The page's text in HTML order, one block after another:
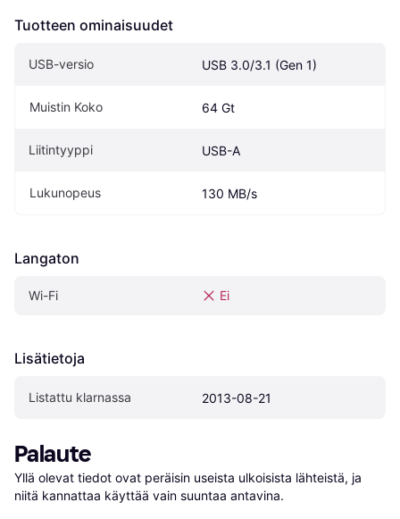
Tuotteen ominaisuudet
USB-versio USB 3.0/3.1 (Gen 1)
Muistin Koko 64 Gt
Liitintyyppi USB-A
Lukunopeus 130 MB/s
Langaton
Wi-Fi Ei
Lisätietoja
Listattu klarnassa 2013-08-21
Palaute
Yllä olevat tiedot ovat peräisin useista ulkoisista lähteistä, ja
niitä kannattaa käyttää vain suuntaa antavina.